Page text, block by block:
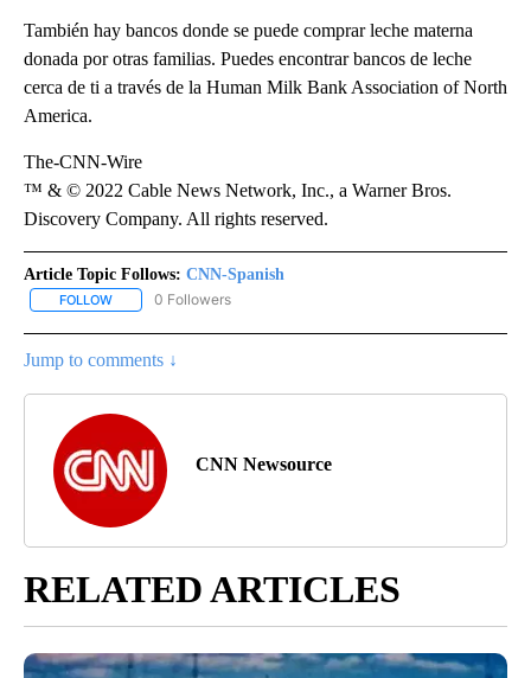
También hay bancos donde se puede comprar leche materna
donada por otras familias. Puedes encontrar bancos de leche
cerca de ti a través de la Human Milk Bank Association of North
America.
The-CNN-Wire
™ & © 2022 Cable News Network, Inc., a Warner Bros.
Discovery Company. All rights reserved.
Article Topic Follows: CNN-Spanish
FOLLOW FOLLOW "CNN-SPANISH" TO RECEIVE NOTIFICATIONS ABOUT
0 Followers
Jump to comments ↓
CNN Newsource
RELATED ARTICLES